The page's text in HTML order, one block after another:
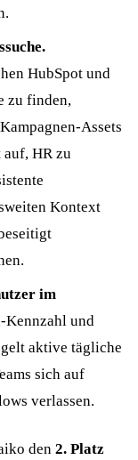
HubSpot und
zu finden,
Assets
HR zu
Kontext
im
Kennzahl und
aktive tägliche
sich auf
verlassen.
den 2. Platz